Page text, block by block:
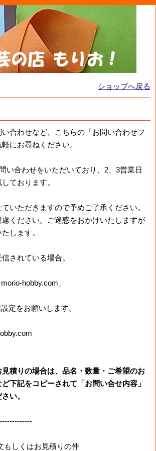
ショップへ戻る
合わせなど、こちらの「お問い合わせフ
にお尋ねください。
い合わせをいただいており、2、3営業日
ております。
いただきますので予めご了承ください。
ください。ご迷惑をおかけいたしますが
します。
されている場合。
hobby.com」
定をお願いします。
積りの場合は、品名・数量・ご希望のお
下記をコピーされて「お問い合せ内容」
い。
もしくはお見積りの件